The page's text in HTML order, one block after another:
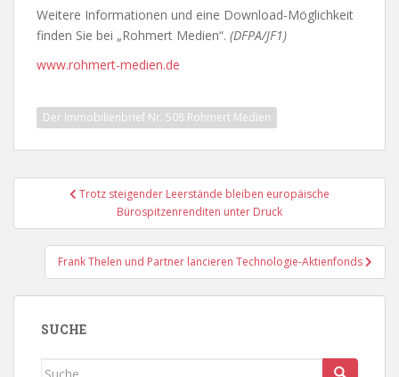
Weitere Informationen und eine Download-Möglichkeit
finden Sie bei „Rohmert Medien“. (DFPA/JF1)
www.rohmert-medien.de
Der Immobilienbrief Nr. 508 Rohmert Medien
Beitragsnavigation
Trotz steigender Leerstände bleiben europäische
Bürospitzenrenditen unter Druck
Frank Thelen und Partner lancieren Technologie-Aktienfonds
SUCHE
Suche